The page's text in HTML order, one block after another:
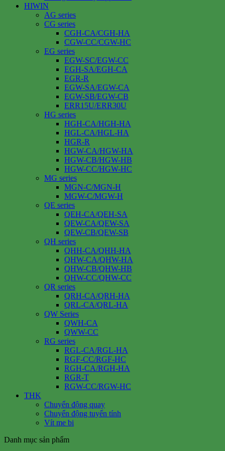
HIWIN
AG series
CG series
CGH-CA/CGH-HA
CGW-CC/CGW-HC
EG series
EGW-SC/EGW-CC
EGH-SA/EGH-CA
EGR-R
EGW-SA/EGW-CA
EGW-SB/EGW-CB
ERR15U/ERR30U
HG series
HGH-CA/HGH-HA
HGL-CA/HGL-HA
HGR-R
HGW-CA/HGW-HA
HGW-CB/HGW-HB
HGW-CC/HGW-HC
MG series
MGN-C/MGN-H
MGW-C/MGW-H
QE series
QEH-CA/QEH-SA
QEW-CA/QEW-SA
QEW-CB/QEW-SB
QH series
QHH-CA/QHH-HA
QHW-CA/QHW-HA
QHW-CB/QHW-HB
QHW-CC/QHW-CC
QR series
QRH-CA/QRH-HA
QRL-CA/QRL-HA
QW Series
QWH-CA
QWW-CC
RG series
RGL-CA/RGL-HA
RGF-CC/RGF-HC
RGH-CA/RGH-HA
RGR-T
RGW-CC/RGW-HC
THK
Chuyển động quay
Chuyển động tuyến tính
Vít me bi
Danh mục sản phẩm